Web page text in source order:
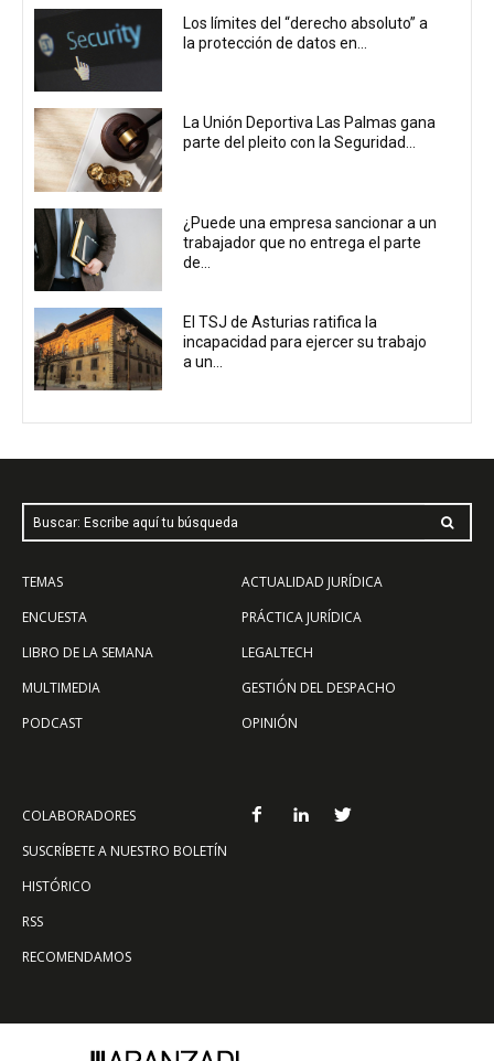
Los límites del “derecho absoluto” a
la protección de datos en...
La Unión Deportiva Las Palmas gana
parte del pleito con la Seguridad...
¿Puede una empresa sancionar a un
trabajador que no entrega el parte
de...
El TSJ de Asturias ratifica la
incapacidad para ejercer su trabajo
a un...
Buscar: Escribe aquí tu búsqueda
TEMAS
ENCUESTA
LIBRO DE LA SEMANA
MULTIMEDIA
PODCAST
ACTUALIDAD JURÍDICA
PRÁCTICA JURÍDICA
LEGALTECH
GESTIÓN DEL DESPACHO
OPINIÓN
COLABORADORES
SUSCRÍBETE A NUESTRO BOLETÍN
HISTÓRICO
RSS
RECOMENDAMOS